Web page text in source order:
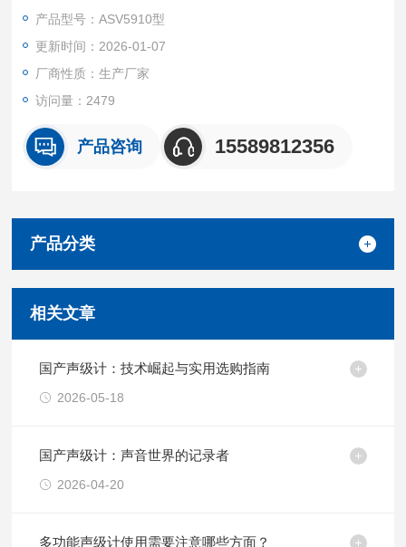
类。可以同时测量指数平均声压级、等效声级、统计声级、声暴
露级等多项指标。
产品型号：ASV5910型
更新时间：2026-01-07
厂商性质：生产厂家
访问量：2479
产品咨询 15589812356
产品分类
相关文章
国产声级计：技术崛起与实用选购指南
2026-05-18
国产声级计：声音世界的记录者
2026-04-20
多功能声级计使用需要注意哪些方面？